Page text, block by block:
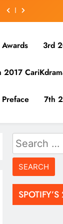
3rd
2017
Preface 7th
Search
for: